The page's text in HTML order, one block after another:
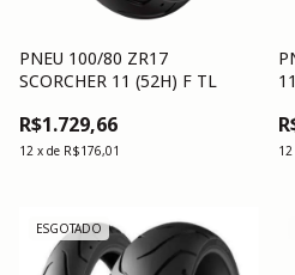
PNEU 100/80 ZR17
SCORCHER 11 (52H) F TL
R$1.729,66
12 x de R$176,01 12
ESGOTADO